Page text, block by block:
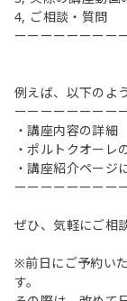
4, ご相談・質問
ーーーーーーーー
例えば、以下のよ
ーーーーーーーー
・講座内容の詳細
・ポルトクオーレ
・講座紹介ページ
ーーーーーーーー
ぜひ、気軽にご相
※前日にご予約い
す。